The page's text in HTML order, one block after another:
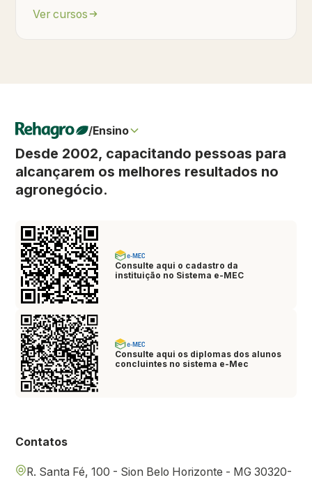
Ver cursos
/Ensino
Desde 2002, capacitando pessoas para
alcançarem os melhores resultados no
agronegócio.
Consulte aqui o cadastro da
instituição no Sistema e-MEC
Consulte aqui os diplomas dos alunos
concluintes no sistema e-Mec
Contatos
R. Santa Fé, 100 - Sion Belo Horizonte - MG 30320-